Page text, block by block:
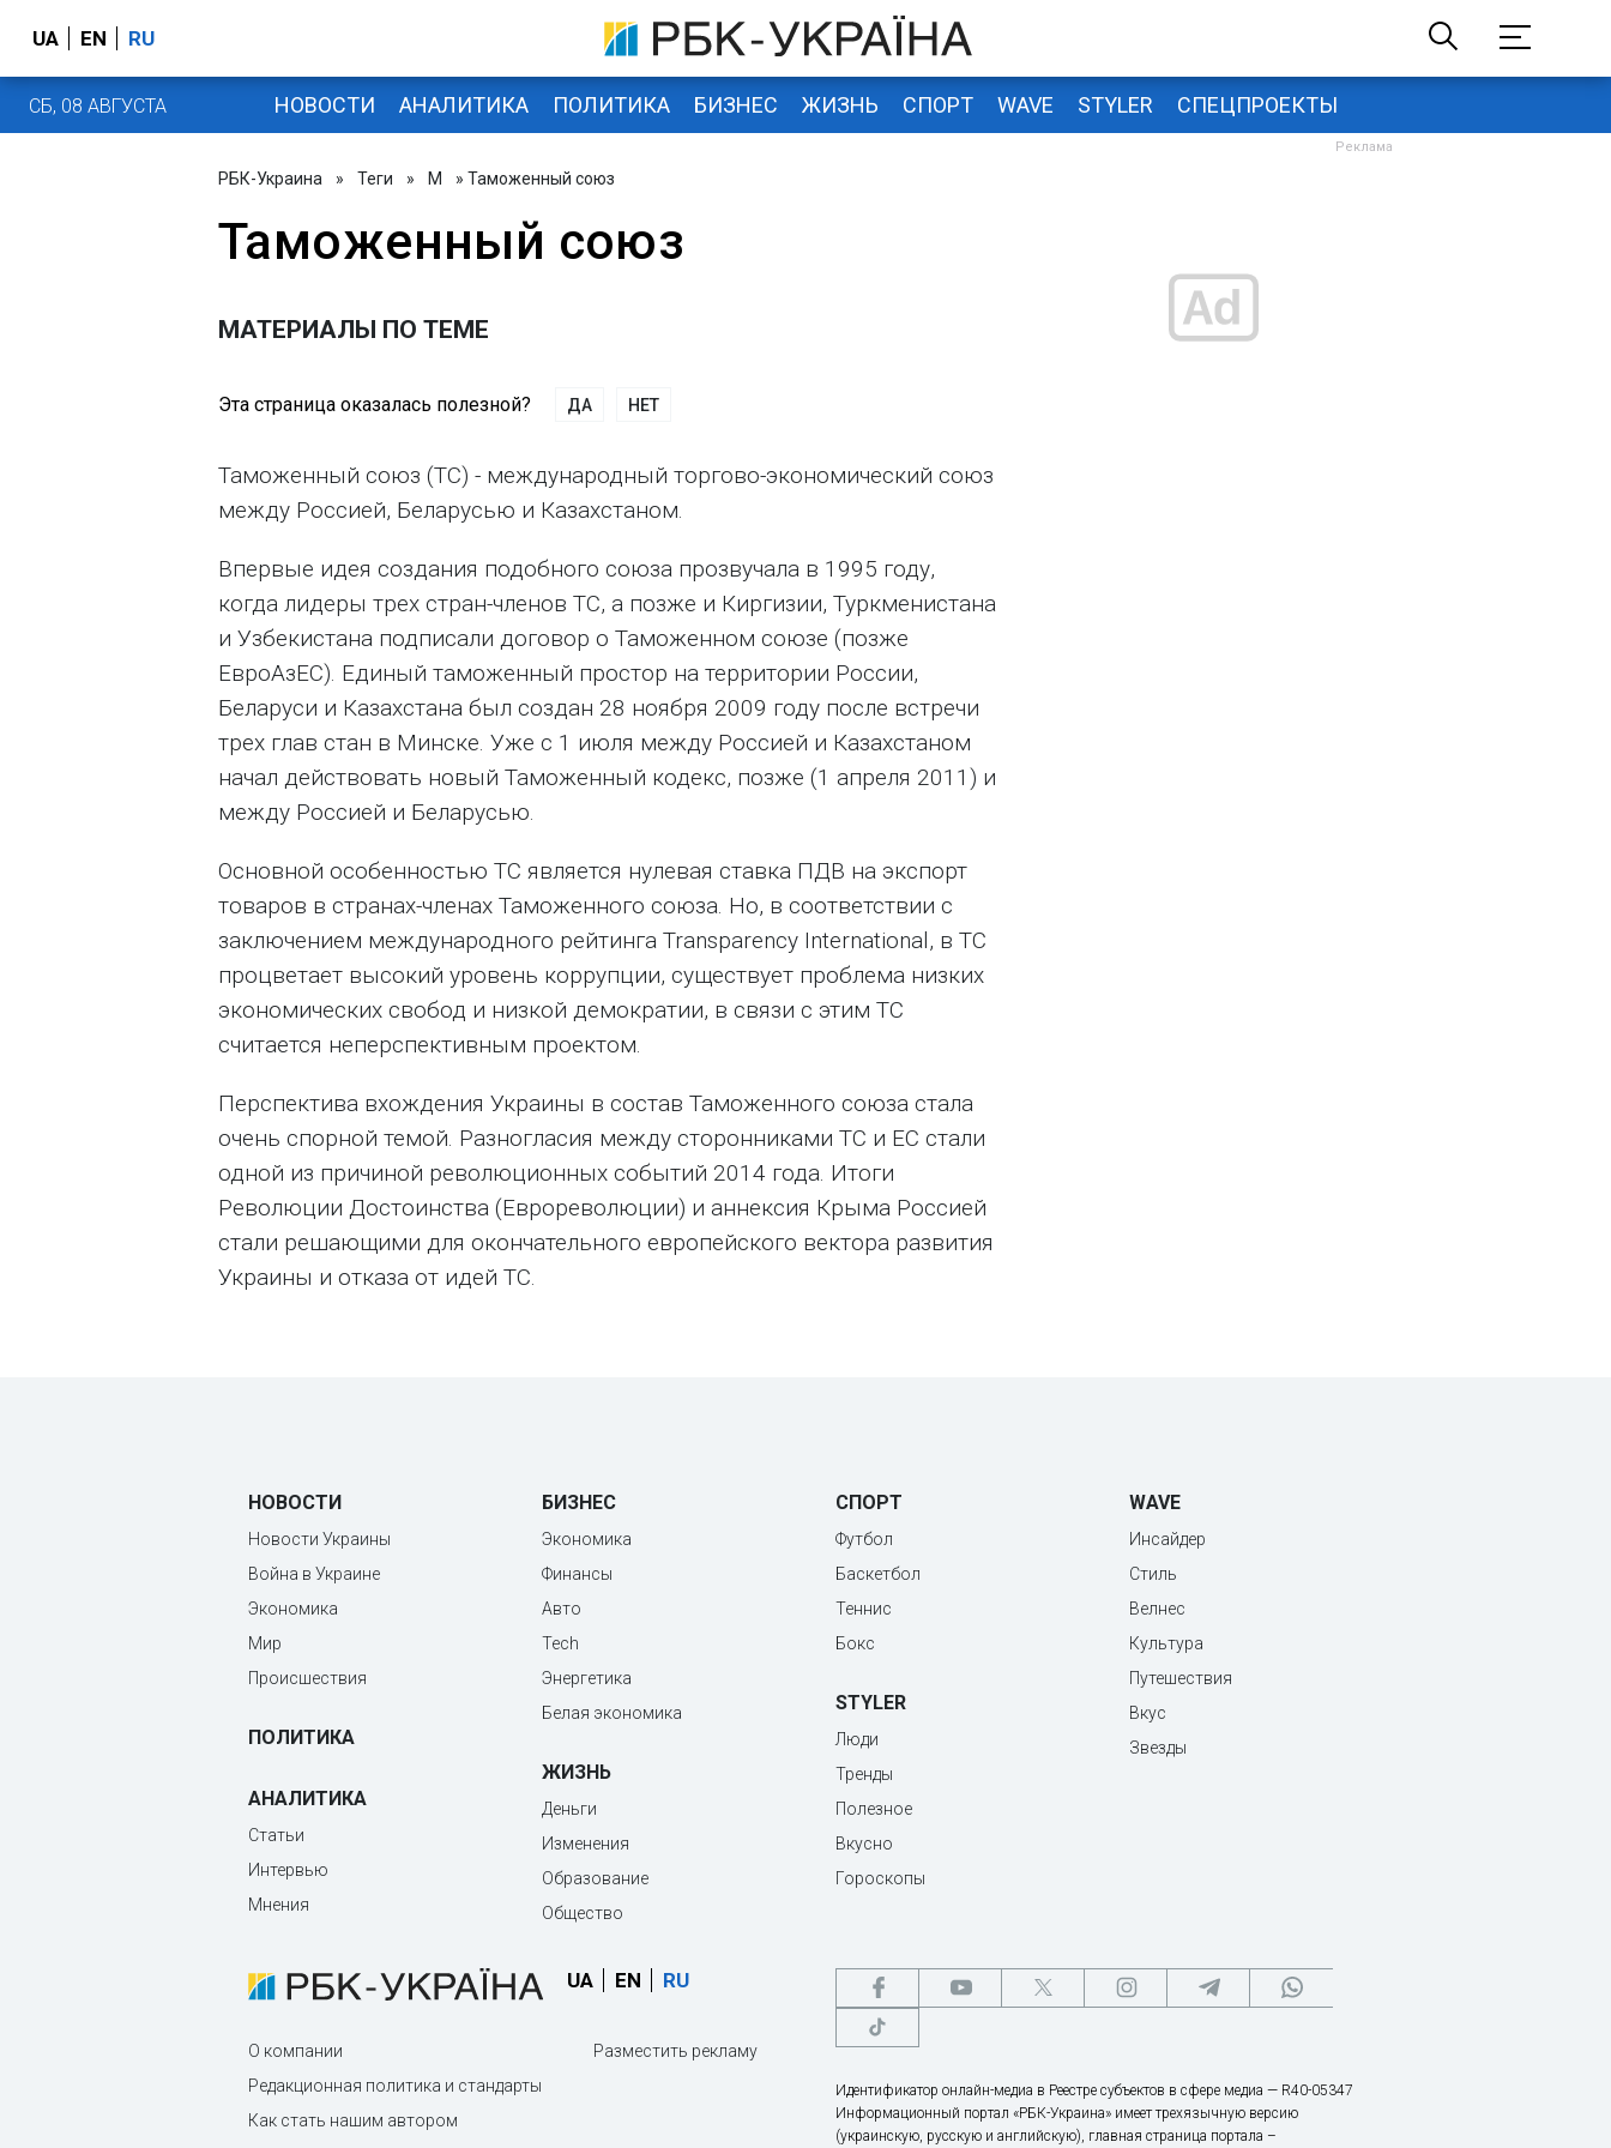
UA EN RU
СБ, 08 АВГУСТА НОВОСТИ АНАЛИТИКА ПОЛИТИКА БИЗНЕС ЖИЗНЬ СПОРТ WAVE STYLER СПЕЦПРОЕКТЫ
РБК-Украина » Теги » М » Таможенный союз
Таможенный союз
МАТЕРИАЛЫ ПО ТЕМЕ
Эта страница оказалась полезной? ДА НЕТ
Таможенный союз (ТС) - международный торгово-экономический союз
между Россией, Беларусью и Казахстаном.
Впервые идея создания подобного союза прозвучала в 1995 году,
когда лидеры трех стран-членов ТС, а позже и Киргизии, Туркменистана
и Узбекистана подписали договор о Таможенном союзе (позже
ЕвроАзЕС). Единый таможенный простор на территории России,
Беларуси и Казахстана был создан 28 ноября 2009 году после встречи
трех глав стан в Минске. Уже с 1 июля между Россией и Казахстаном
начал действовать новый Таможенный кодекс, позже (1 апреля 2011) и
между Россией и Беларусью.
Основной особенностью ТС является нулевая ставка ПДВ на экспорт
товаров в странах-членах Таможенного союза. Но, в соответствии с
заключением международного рейтинга Transparency International, в ТС
процветает высокий уровень коррупции, существует проблема низких
экономических свобод и низкой демократии, в связи с этим ТС
считается неперспективным проектом.
Перспектива вхождения Украины в состав Таможенного союза стала
очень спорной темой. Разногласия между сторонниками ТС и ЕС стали
одной из причиной революционных событий 2014 года. Итоги
Революции Достоинства (Еврореволюции) и аннексия Крыма Россией
стали решающими для окончательного европейского вектора развития
Украины и отказа от идей ТС.
НОВОСТИ
Новости Украины
Война в Украине
Экономика
Мир
Происшествия
ПОЛИТИКА
АНАЛИТИКА
Статьи
Интервью
Мнения
БИЗНЕС
Экономика
Финансы
Авто
Tech
Энергетика
Белая экономика
ЖИЗНЬ
Деньги
Изменения
Образование
Общество
СПОРТ
Футбол
Баскетбол
Теннис
Бокс
STYLER
Люди
Тренды
Полезное
Вкусно
Гороскопы
WAVE
Инсайдер
Стиль
Велнес
Культура
Путешествия
Вкус
Звезды
UA EN RU
О компании
Редакционная политика и стандарты
Как стать нашим автором
Разместить рекламу
Идентификатор онлайн-медиа в Реестре субъектов в сфере медиа — R40-05347
Информационный портал «РБК-Украина» имеет трехязычную версию
(украинскую, русскую и английскую), главная страница портала –